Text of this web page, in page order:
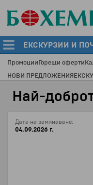
ЕКСКУРЗИИ И
ПромоцииГорещи оферти
НОВИ ПРЕДЛОЖЕНИЯ
Най-
Дата на заминаване:
04.09.2026 г.